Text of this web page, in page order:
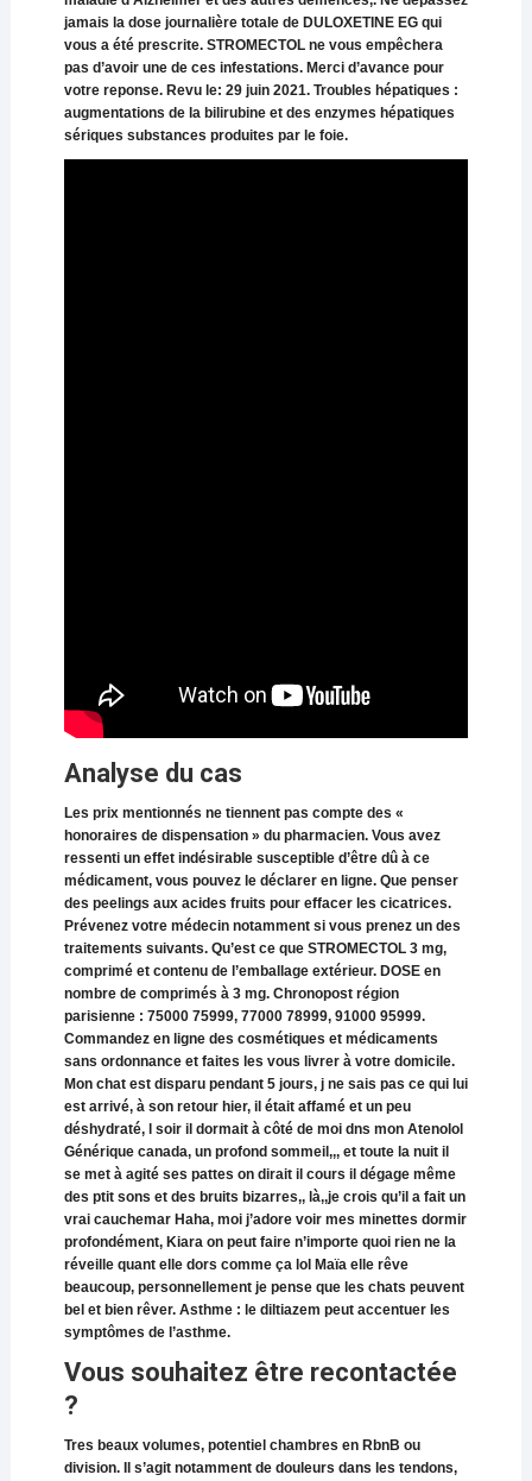
jamais la dose journalière totale de DULOXETINE EG qui
vous a été prescrite. STROMECTOL ne vous empêchera
pas d’avoir une de ces infestations. Merci d’avance pour
votre reponse. Revu le: 29 juin 2021. Troubles hépatiques :
augmentations de la bilirubine et des enzymes hépatiques
sériques substances produites par le foie.
Analyse du cas
Les prix mentionnés ne tiennent pas compte des «
honoraires de dispensation » du pharmacien. Vous avez
ressenti un effet indésirable susceptible d’être dû à ce
médicament, vous pouvez le déclarer en ligne. Que penser
des peelings aux acides fruits pour effacer les cicatrices.
Prévenez votre médecin notamment si vous prenez un des
traitements suivants. Qu’est ce que STROMECTOL 3 mg,
comprimé et contenu de l’emballage extérieur. DOSE en
nombre de comprimés à 3 mg. Chronopost région
parisienne : 75000 75999, 77000 78999, 91000 95999.
Commandez en ligne des cosmétiques et médicaments
sans ordonnance et faites les vous livrer à votre domicile.
Mon chat est disparu pendant 5 jours, j ne sais pas ce qui lui
est arrivé, à son retour hier, il était affamé et un peu
déshydraté, l soir il dormait à côté de moi dns mon Atenolol
Générique canada, un profond sommeil,,, et toute la nuit il
se met à agité ses pattes on dirait il cours il dégage même
des ptit sons et des bruits bizarres,, là,,je crois qu’il a fait un
vrai cauchemar Haha, moi j’adore voir mes minettes dormir
profondément, Kiara on peut faire n’importe quoi rien ne la
réveille quant elle dors comme ça lol Maïa elle rêve
beaucoup, personnellement je pense que les chats peuvent
bel et bien rêver. Asthme : le diltiazem peut accentuer les
symptômes de l’asthme.
Vous souhaitez être recontactée
?
Tres beaux volumes, potentiel chambres en RbnB ou
division. Il s’agit notamment de douleurs dans les tendons,